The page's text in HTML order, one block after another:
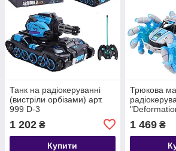
Танк на радіокеруванні
(вистріли орбізами) арт.
999 D-3
1 202 ₴
Купити
Трюкова
браслетом
CV-A 500-2
1 469₴